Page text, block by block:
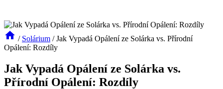
/ Solárium / Jak Vypadá Opálení ze Solárka vs. Přírodní
Opálení: Rozdíly
Jak Vypadá Opálení ze Solárka vs.
Přírodní Opálení: Rozdíly